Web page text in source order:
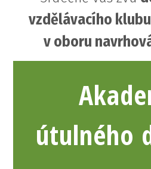
vzdělávacího
v oboru
útulného